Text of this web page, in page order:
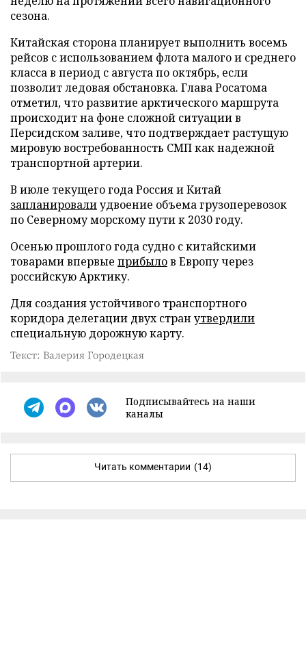
сезона.
Китайская сторона планирует выполнить восемь
рейсов с использованием флота малого и среднего
класса в период с августа по октябрь, если
позволит ледовая обстановка. Глава Росатома
отметил, что развитие арктического маршрута
происходит на фоне сложной ситуации в
Персидском заливе, что подтверждает растущую
мировую востребованность СМП как надежной
транспортной артерии.
В июле текущего года Россия и Китай
запланировалиудвоение объема грузоперевозок
по Северному морскому пути к 2030 году.
Осенью прошлого года судно с китайскими
товарами впервые прибылов Европу через
российскую Арктику.
Для создания устойчивого транспортного
коридора делегации двух стран утвердили
специальную дорожную карту.
Текст: Валерия Городецкая
Подписывайтесь на наши
каналы
Читать комментарии (14)